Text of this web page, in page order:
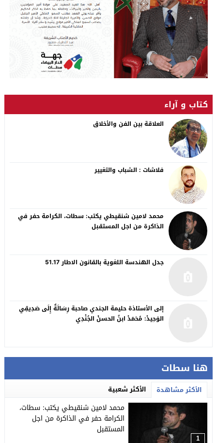
هنا سطات
الأكثر مشاهدة الأكثر شعبية
1
محمد لامين شنقيطي يكتب: سطات،
الكرامة حفر في الذاكرة من اجل
المستقبل
كتاب و آراء
العلاقة بين الفن والأخلاق
فلاشات : الشباب والتغيير
محمد لامين شنقيطي يكتب: سطات، الكرامة حفر في
الذاكرة من اجل المستقبل
جدل الهندسة اللغوية بالقانون الاطار 51.17
إلى الأستاذة حليمة الجندي صاحبة رِسَالَةٌ إِلَى صَدِيقِي
الوَحِيدْ: مُحَمَدْ ابنُ الحسنْ الجُنْدِي